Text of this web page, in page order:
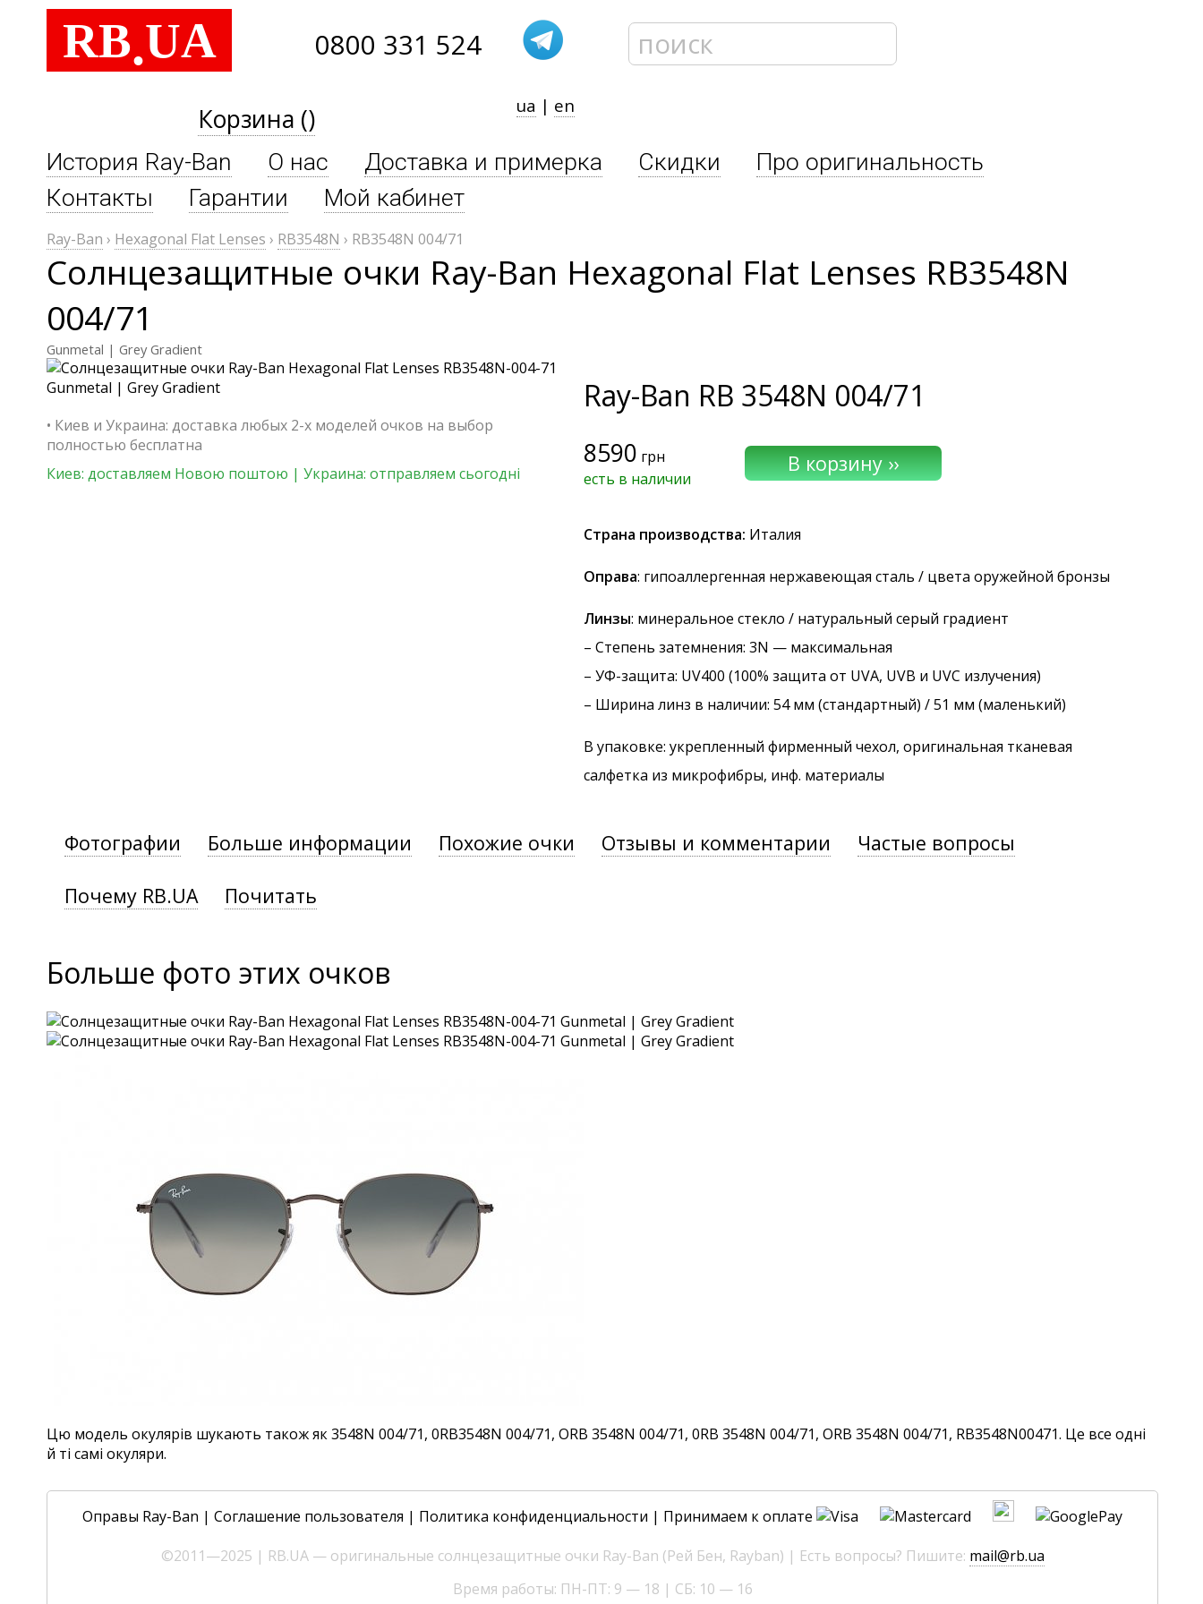
RB.UA 0800 331 524
Корзина () ua | en
История Ray-Ban О нас Доставка и примерка Скидки
Про оригинальность
Контакты
Гарантии Мой кабинет
Ray-Ban › Hexagonal Flat Lenses › RB3548N › RB3548N 004/71
Солнцезащитные очки Ray-Ban Hexagonal Flat Lenses RB3548N
004/71
Gunmetal | Grey Gradient
• Киев и Украина: доставка любых 2-х моделей очков на выбор
полностью бесплатна
Киев: доставляем Новою поштою | Украина: отправляем сьогодні
Ray-Ban RB 3548N 004/71
8590 грн
есть в наличии
Страна производства: Италия
Оправа: гипоаллергенная нержавеющая сталь / цвета оружейной бронзы
Линзы: минеральное стекло / натуральный серый градиент
– Степень затемнения: 3N — максимальная
– УФ-защита: UV400 (100% защита от UVA, UVB и UVC излучения)
– Ширина линз в наличии: 54 мм (стандартный) / 51 мм (маленький)
В упаковке: укрепленный фирменный чехол, оригинальная тканевая
салфетка из микрофибры, инф. материалы
Фотографии Больше информации Похожие очки Отзывы и комментарии Частые вопросы
Почему RB.UA Почитать
Больше фото этих очков
Цю модель окулярів шукають також як 3548N 004/71, 0RB3548N 004/71, ORB 3548N 004/71, 0RB 3548N 004/71, ORB 3548N 004/71, RB3548N00471. Це все одні
й ті самі окуляри.
Оправы Ray-Ban | Соглашение пользователя | Политика конфиденциальности | Принимаем к оплате
©2011—2025 | RB.UA — оригинальные солнцезащитные очки Ray-Ban (Рей Бен, Rayban) | Есть вопросы? Пишите: mail@rb.ua
Время работы: ПН-ПТ: 9 — 18 | СБ: 10 — 16